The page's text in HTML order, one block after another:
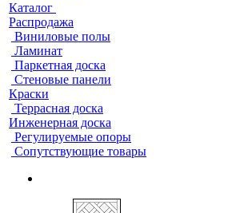
Каталог
Распродажа
Виниловые полы
Ламинат
Паркетная доска
Стеновые панели
Краски
Террасная доска
Инженерная доска
Регулируемые опоры
Сопутствующие товары